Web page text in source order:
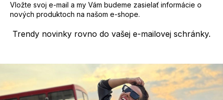
Trendy novinky rovno do vašej e-mailovej schránky.
Vložte svoj e-mail a my Vám budeme zasielať informácie o
nových produktoch na našom e-shope.